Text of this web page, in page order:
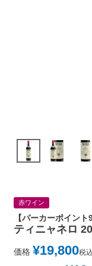
赤ワイン
【パーカーポイント
ティニャネロ
価格 ¥19,800税込